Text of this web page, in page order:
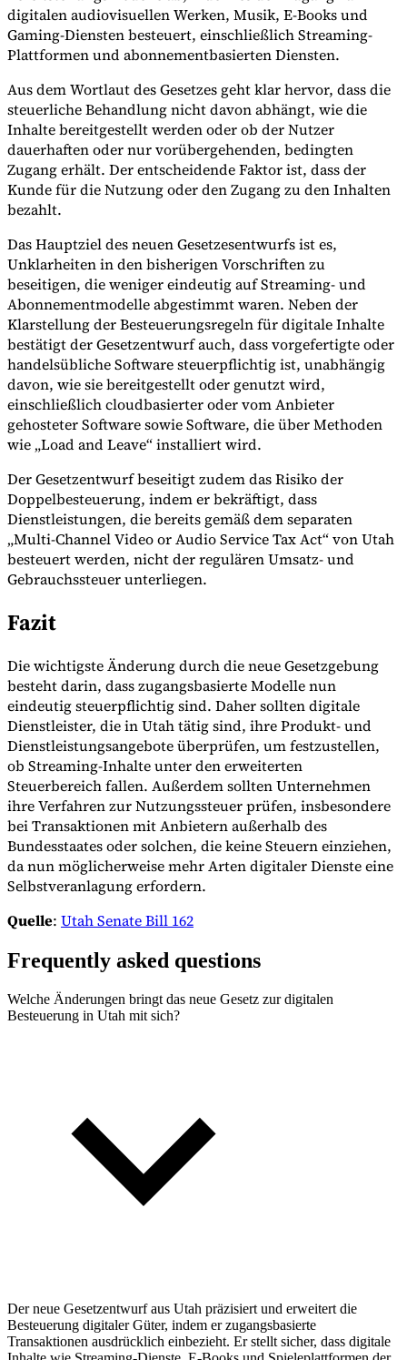
Experts
Unsere AutorenBeitragender werdenWählen Sie einen Experten
digitalen audiovisuellen Werken, Musik, E-Books und
Gaming-Diensten besteuert, einschließlich Streaming-
Plattformen und abonnementbasierten Diensten.
Aus dem Wortlaut des Gesetzes geht klar hervor, dass die
steuerliche Behandlung nicht davon abhängt, wie die
Inhalte bereitgestellt werden oder ob der Nutzer
dauerhaften oder nur vorübergehenden, bedingten
Zugang erhält. Der entscheidende Faktor ist, dass der
Kunde für die Nutzung oder den Zugang zu den Inhalten
bezahlt.
Das Hauptziel des neuen Gesetzesentwurfs ist es,
Unklarheiten in den bisherigen Vorschriften zu
beseitigen, die weniger eindeutig auf Streaming- und
Abonnementmodelle abgestimmt waren. Neben der
Klarstellung der Besteuerungsregeln für digitale Inhalte
bestätigt der Gesetzentwurf auch, dass vorgefertigte oder
handelsübliche Software steuerpflichtig ist, unabhängig
davon, wie sie bereitgestellt oder genutzt wird,
einschließlich cloudbasierter oder vom Anbieter
gehosteter Software sowie Software, die über Methoden
wie „Load and Leave“ installiert wird.
Der Gesetzentwurf beseitigt zudem das Risiko der
Doppelbesteuerung, indem er bekräftigt, dass
Dienstleistungen, die bereits gemäß dem separaten
„Multi-Channel Video or Audio Service Tax Act“ von Utah
besteuert werden, nicht der regulären Umsatz- und
Gebrauchssteuer unterliegen.
Fazit
Die wichtigste Änderung durch die neue Gesetzgebung
besteht darin, dass zugangsbasierte Modelle nun
eindeutig steuerpflichtig sind. Daher sollten digitale
Dienstleister, die in Utah tätig sind, ihre Produkt- und
Dienstleistungsangebote überprüfen, um festzustellen,
ob Streaming-Inhalte unter den erweiterten
Steuerbereich fallen. Außerdem sollten Unternehmen
ihre Verfahren zur Nutzungssteuer prüfen, insbesondere
bei Transaktionen mit Anbietern außerhalb des
Bundesstaates oder solchen, die keine Steuern einziehen,
da nun möglicherweise mehr Arten digitaler Dienste eine
Selbstveranlagung erfordern.
Quelle: Utah Senate Bill 162
Frequently asked questions
Welche Änderungen bringt das neue Gesetz zur digitalen
Besteuerung in Utah mit sich?
Der neue Gesetzentwurf aus Utah präzisiert und erweitert die
Besteuerung digitaler Güter, indem er zugangsbasierte
Transaktionen ausdrücklich einbezieht. Er stellt sicher, dass digitale